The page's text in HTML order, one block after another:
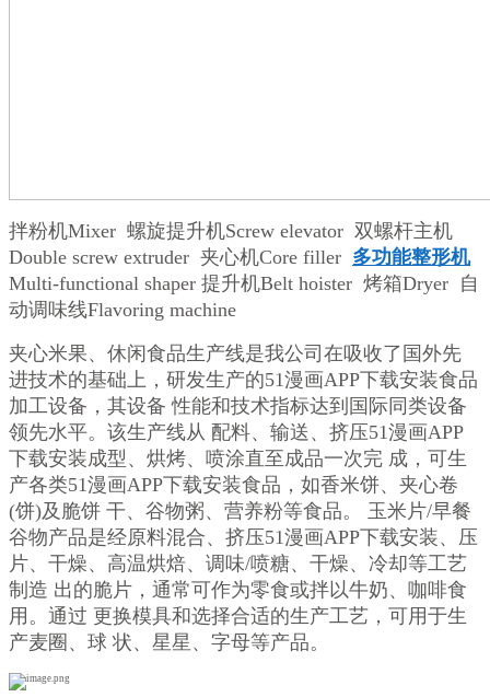
拌粉机Mixer 螺旋提升机Screw elevator 双螺杆主机
Double screw extruder 夹心机Core filler 多功能整形机
Multi-functional shaper 提升机Belt hoister 烤箱Dryer 自
动调味线Flavoring machine
夹心米果、休闲食品生产线是我公司在吸收了国外先
进技术的基础上，研发生产的51漫画APP下载安装食品
加工设备，其设备 性能和技术指标达到国际同类设备
领先水平。该生产线从 配料、输送、挤压51漫画APP
下载安装成型、烘烤、喷涂直至成品一次完 成，可生
产各类51漫画APP下载安装食品，如香米饼、夹心卷
(饼)及脆饼 干、谷物粥、营养粉等食品。 玉米片/早餐
谷物产品是经原料混合、挤压51漫画APP下载安装、压
片、干燥、高温烘焙、调味/喷糖、干燥、冷却等工艺
制造 出的脆片，通常可作为零食或拌以牛奶、咖啡食
用。通过 更换模具和选择合适的生产工艺，可用于生
产麦圈、球 状、星星、字母等产品。